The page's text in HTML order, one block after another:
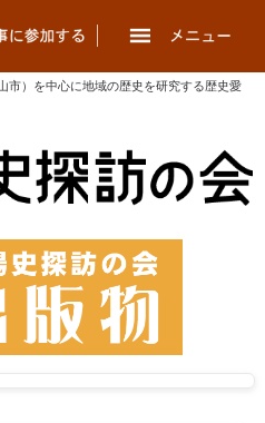
市）を中心に地域の歴史を研究する歴史愛